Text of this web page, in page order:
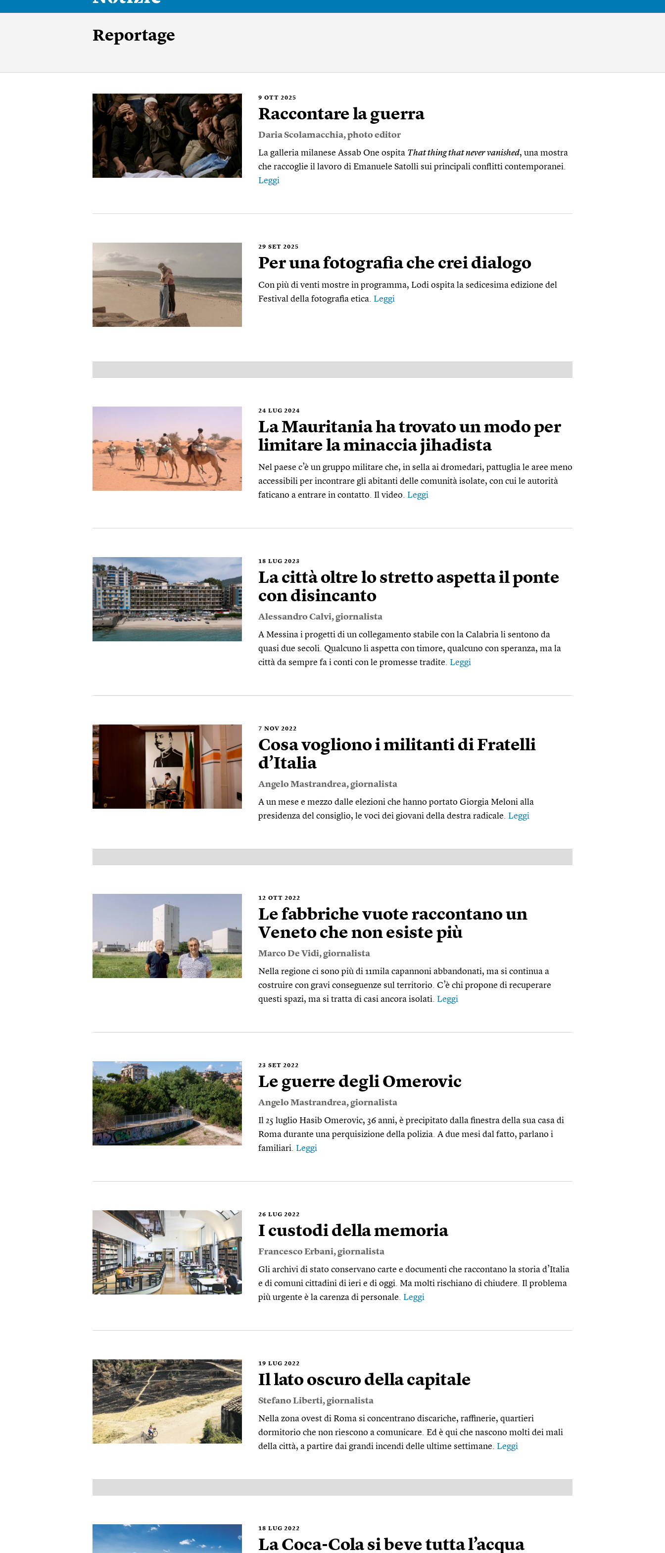
Reportage
9 OTT 2025
Raccontare la guerra
Daria Scolamacchia, photo editor
La galleria milanese Assab One ospita That thing that never vanished, una mostra
che raccoglie il lavoro di Emanuele Satolli sui principali conflitti contemporanei.
Leggi
29 SET 2025
Per una fotografia che crei dialogo
Con più di venti mostre in programma, Lodi ospita la sedicesima edizione del
Festival della fotografia etica. Leggi
24 LUG 2024
La Mauritania ha trovato un modo per
limitare la minaccia jihadista
Nel paese c’è un gruppo militare che, in sella ai dromedari, pattuglia le aree meno
accessibili per incontrare gli abitanti delle comunità isolate, con cui le autorità
faticano a entrare in contatto. Il video. Leggi
18 LUG 2023
La città oltre lo stretto aspetta il ponte
con disincanto
Alessandro Calvi, giornalista
A Messina i progetti di un collegamento stabile con la Calabria li sentono da
quasi due secoli. Qualcuno li aspetta con timore, qualcuno con speranza, ma la
città da sempre fa i conti con le promesse tradite. Leggi
7 NOV 2022
Cosa vogliono i militanti di Fratelli
d’Italia
Angelo Mastrandrea, giornalista
A un mese e mezzo dalle elezioni che hanno portato Giorgia Meloni alla
presidenza del consiglio, le voci dei giovani della destra radicale. Leggi
12 OTT 2022
Le fabbriche vuote raccontano un
Veneto che non esiste più
Marco De Vidi, giornalista
Nella regione ci sono più di 11mila capannoni abbandonati, ma si continua a
costruire con gravi conseguenze sul territorio. C’è chi propone di recuperare
questi spazi, ma si tratta di casi ancora isolati. Leggi
23 SET 2022
Le guerre degli Omerovic
Angelo Mastrandrea, giornalista
Il 25 luglio Hasib Omerovic, 36 anni, è precipitato dalla finestra della sua casa di
Roma durante una perquisizione della polizia. A due mesi dal fatto, parlano i
familiari. Leggi
26 LUG 2022
I custodi della memoria
Francesco Erbani, giornalista
Gli archivi di stato conservano carte e documenti che raccontano la storia d’Italia
e di comuni cittadini di ieri e di oggi. Ma molti rischiano di chiudere. Il problema
più urgente è la carenza di personale. Leggi
19 LUG 2022
Il lato oscuro della capitale
Stefano Liberti, giornalista
Nella zona ovest di Roma si concentrano discariche, raffinerie, quartieri
dormitorio che non riescono a comunicare. Ed è qui che nascono molti dei mali
della città, a partire dai grandi incendi delle ultime settimane. Leggi
18 LUG 2022
La Coca-Cola si beve tutta l’acqua